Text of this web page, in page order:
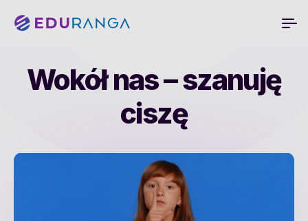
Wokół nas – szanuję
ciszę